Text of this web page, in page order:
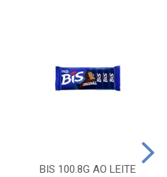
BIS 100.8G AO LEITE